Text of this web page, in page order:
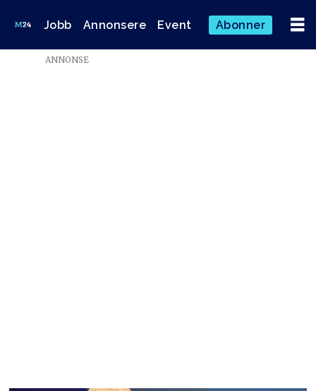
Jobb Annonsere Event Abonner
ANNONSE